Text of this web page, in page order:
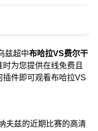
兹超中布哈拉VS费尔干
为您提供在线免费且
件即可观看布哈拉VS
夫兹的近期比赛的高清